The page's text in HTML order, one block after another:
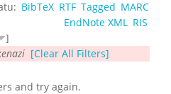
BibTeX RTF Tagged MARC
EndNote XML
RIS
]
[Clear All Filters]
and try again.